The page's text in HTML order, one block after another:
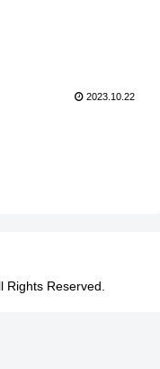
2023.10.22
Reserved.